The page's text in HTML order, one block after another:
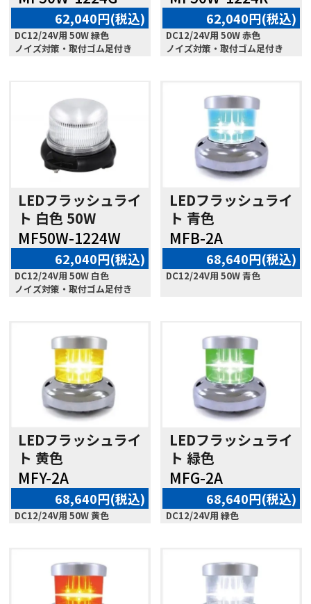
62,040円(税込)
DC12/24V用 50W 緑色
ノイズ対策・取付ゴム足付き
62,040円(税込)
DC12/24V用 50W 赤色
ノイズ対策・取付ゴム足付き
LEDフラッシュライ
ト 白色 50W
MF50W-1224W
62,040円(税込)
DC12/24V用 50W 白色
ノイズ対策・取付ゴム足付き
LEDフラッシュライ
ト 青色
MFB-2A
68,640円(税込)
DC12/24V用 50W 青色
LEDフラッシュライ
ト 黄色
MFY-2A
68,640円(税込)
DC12/24V用 50W 黄色
LEDフラッシュライ
ト 緑色
MFG-2A
68,640円(税込)
DC12/24V用 緑色